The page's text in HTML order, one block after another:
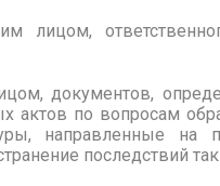
лицом,
документов,
актов по вопросам
направленные на
последствий